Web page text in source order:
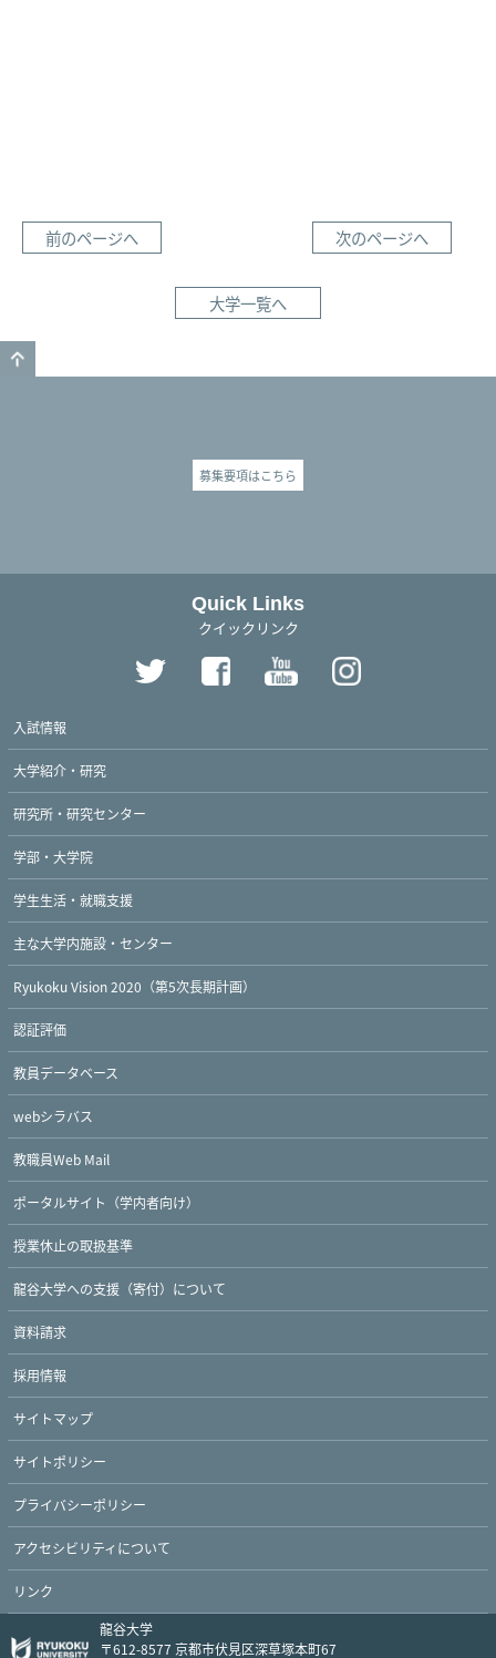
前のページへ 次のページへ
大学一覧へ
募集要項はこちら
Quick Links
クイックリンク
入試情報
大学紹介・研究
研究所・研究センター
学部・大学院
学生生活・就職支援
主な大学内施設・センター
Ryukoku Vision 2020（第5次長期計画）
認証評価
教員データベース
webシラバス
教職員Web Mail
ポータルサイト（学内者向け）
授業休止の取扱基準
龍谷大学への支援（寄付）について
資料請求
採用情報
サイトマップ
サイトポリシー
プライバシーポリシー
アクセシビリティについて
リンク
龍谷大学
〒612-8577 京都市伏見区深草塚本町67